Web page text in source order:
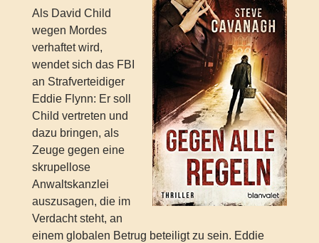
Als David Child
wegen Mordes
verhaftet wird,
wendet sich das FBI
an Strafverteidiger
Eddie Flynn: Er soll
Child vertreten und
dazu bringen, als
Zeuge gegen eine
skrupellose
Anwaltskanzlei
auszusagen, die im
Verdacht steht, an
einem globalen Betrug beteiligt zu sein. Eddie